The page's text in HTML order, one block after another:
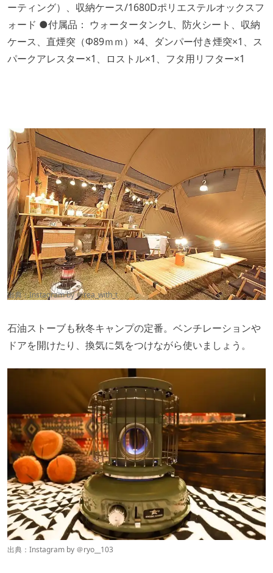
ーティング）、収納ケース/1680Dポリエステルオックスフ
ォード ●付属品： ウォータータンクL、防火シート、収納
ケース、直煙突（Φ89ｍｍ）×4、ダンパー付き煙突×1、ス
パークアレスター×1、ロストル×1、フタ用リフター×1
出典：Instagram by ＠rea_with_t
石油ストーブも秋冬キャンプの定番。ベンチレーションや
ドアを開けたり、換気に気をつけながら使いましょう。
出典：Instagram by ＠ryo__103